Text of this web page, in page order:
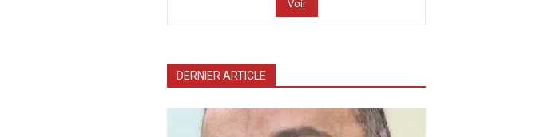
Voir
DERNIER ARTICLE